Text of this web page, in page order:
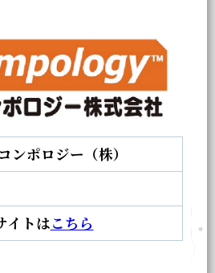
ンポロジー（株）
イトはこちら